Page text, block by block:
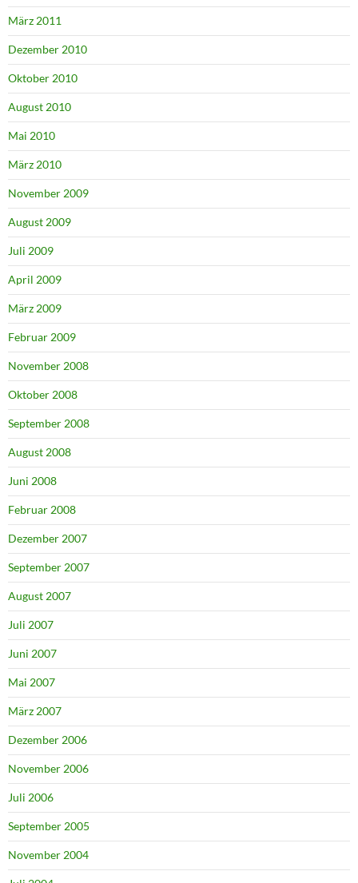
März 2011
Dezember 2010
Oktober 2010
August 2010
Mai 2010
März 2010
November 2009
August 2009
Juli 2009
April 2009
März 2009
Februar 2009
November 2008
Oktober 2008
September 2008
August 2008
Juni 2008
Februar 2008
Dezember 2007
September 2007
August 2007
Juli 2007
Juni 2007
Mai 2007
März 2007
Dezember 2006
November 2006
Juli 2006
September 2005
November 2004